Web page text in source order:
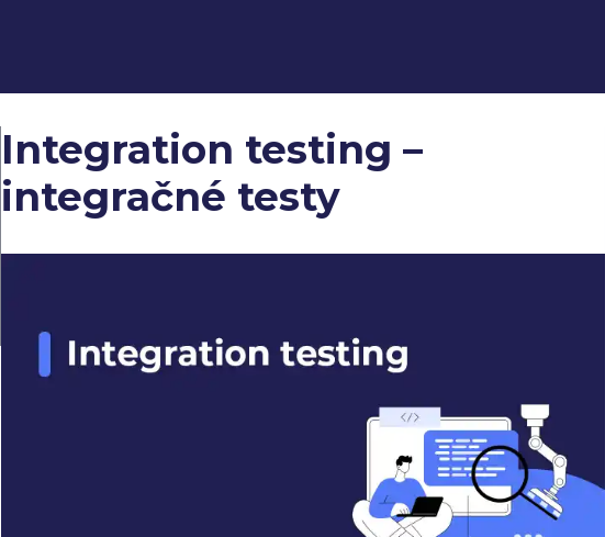
Integration testing –
integračné testy